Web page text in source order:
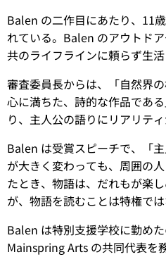
Balen の二作目にあたり、11
れている。Balen のアウトド
共のライフラインに頼らず生
審査委員長からは、「自然界
心に満ちた、詩的な作品であ
り、主人公の語りにリアリテ
Balen は受賞スピーチで、「
が大きく変わっても、周囲の
たとき、物語は、だれもが楽
が、物語を読むことは特権で
Balen は特別支援学校に勤め
Mainspring Arts の共同代表を